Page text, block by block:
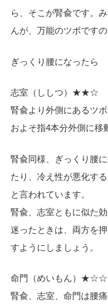
ら、そこが腎兪です。
んが、万能のツボです
ぎっくり腰になったら
志室（ししつ）★★☆
腎兪より外側にあるツ
およそ指4本分外側に移
腎兪同様、ぎっくり腰
たり、冷え性が悪化す
と言われています。
腎兪、志室ともに似た
迷ったときは、両方を
すようにしましょう。
命門（めいもん）★☆☆
腎兪、志室、命門は腰